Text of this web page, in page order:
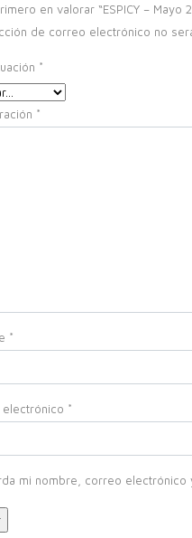
en valorar “ESPICY –
de correo electrónico no
*
*
*
electrónico *
mi nombre, correo